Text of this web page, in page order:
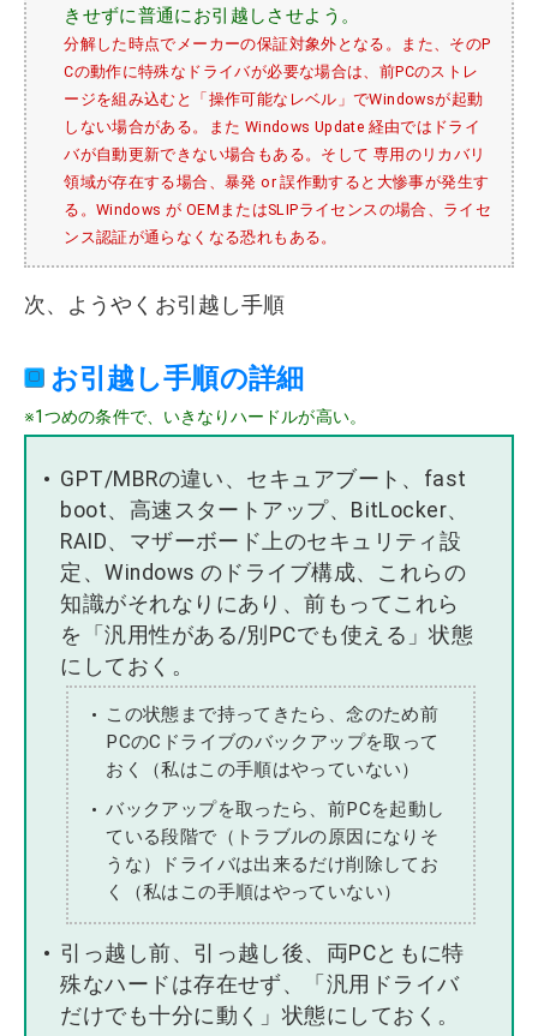
きせずに普通にお引越しさせよう。
分解した時点でメーカーの保証対象外となる。また、そのP
Cの動作に特殊なドライバが必要な場合は、前PCのストレ
ージを組み込むと「操作可能なレベル」でWindowsが起動
しない場合がある。また Windows Update 経由ではドライ
バが自動更新できない場合もある。そして 専用のリカバリ
領域が存在する場合、暴発 or 誤作動すると大惨事が発生す
る。Windows が OEMまたはSLIPライセンスの場合、ライセ
ンス認証が通らなくなる恐れもある。
次、ようやくお引越し手順
お引越し手順の詳細
※1つめの条件で、いきなりハードルが高い。
GPT/MBRの違い、セキュアブート、fast
boot、高速スタートアップ、BitLocker、
RAID、マザーボード上のセキュリティ設
定、Windows のドライブ構成、これらの
知識がそれなりにあり、前もってこれら
を「汎用性がある/別PCでも使える」状態
にしておく。
この状態まで持ってきたら、念のため前
PCのCドライブのバックアップを取って
おく（私はこの手順はやっていない）
バックアップを取ったら、前PCを起動し
ている段階で（トラブルの原因になりそ
うな）ドライバは出来るだけ削除してお
く（私はこの手順はやっていない）
引っ越し前、引っ越し後、両PCともに特
殊なハードは存在せず、「汎用ドライバ
だけでも十分に動く」状態にしておく。